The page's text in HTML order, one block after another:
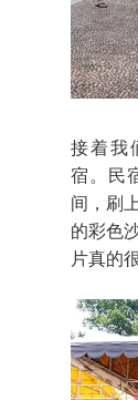
接着我
宿。民
间，刷
的彩色
片真的